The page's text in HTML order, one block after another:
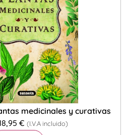
medicinales y curativas
€ (I.V.A incluido)